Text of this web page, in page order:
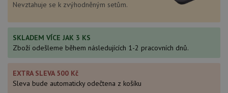
Nevztahuje se k zvýhodněným setům.
SKLADEM VÍCE JAK 3 KS
Zboží odešleme během následujících 1-2 pracovních dnů.
EXTRA SLEVA 500 Kč
Sleva bude automaticky odečtena z košíku